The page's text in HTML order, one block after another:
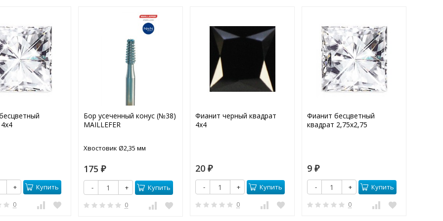
+ Купить
0
Бор усеченный конус (№38)
MAILLEFER
Хвостовик Ø2,35 мм
175 ₽
- + Купить
0
Фианит черный квадрат
4х4
20 ₽
- + Купить
0
Фианит бесцветный
квадрат 2,75х2,75
9 ₽
- + Купить
0